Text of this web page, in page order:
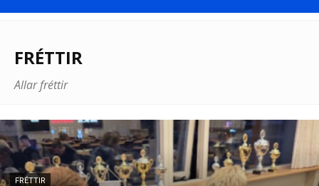
FRÉTTIR
Allar fréttir
FRÉTTIR